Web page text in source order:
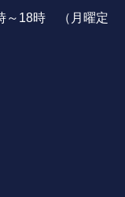
～18時 （月曜定